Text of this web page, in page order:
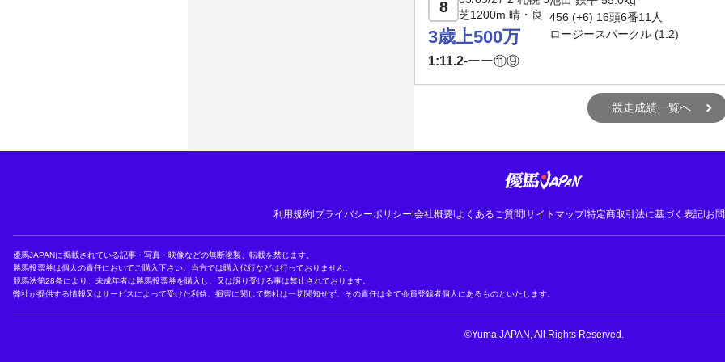
8
芝1200m 晴・良
3歳上500万
1:11.2-ーー⑪⑨
456 (+6) 16頭6番11人
ロージースパークル (1.2)
競走成績一覧へ
利用規約|プライバシーポリシー|会社概要|よくあるご質問|サイトマップ|特定商取引法に基づく表記|お
優馬JAPANに掲載されている記事・写真・映像などの無断複製、転載を禁じます。
勝馬投票券は個人の責任においてご購入下さい。当方では購入代行などは行っておりません。
競馬法第28条により、未成年者は勝馬投票券を購入し、又は譲り受ける事は禁止されております。
弊社が提供する情報又はサービスによって受けた利益、損害に関して弊社は一切関知せず、その責任は全て会員登録者個人にあるものといたします。
©Yuma JAPAN, All Rights Reserved.